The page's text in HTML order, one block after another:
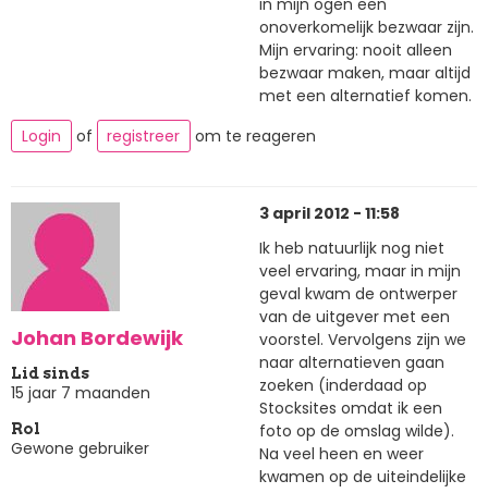
in mijn ogen een
onoverkomelijk bezwaar zijn.
Mijn ervaring: nooit alleen
bezwaar maken, maar altijd
met een alternatief komen.
Login
of registreer om te reageren
Johan Bordewijk
Lid sinds
15 jaar 7 maanden
Rol
Gewone gebruiker
3 april 2012 - 11:58
Ik heb natuurlijk nog niet
veel ervaring, maar in mijn
geval kwam de ontwerper
van de uitgever met een
voorstel. Vervolgens zijn we
naar alternatieven gaan
zoeken (inderdaad op
Stocksites omdat ik een
foto op de omslag wilde).
Na veel heen en weer
kwamen op de uiteindelijke